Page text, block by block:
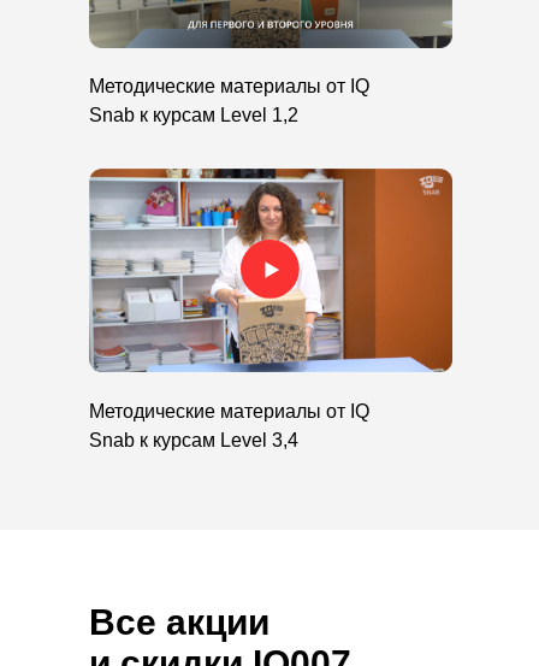
Методические материалы от IQ
Snab к курсам Level 1,2
Методические материалы от IQ
Snab к курсам Level 3,4
Все акции